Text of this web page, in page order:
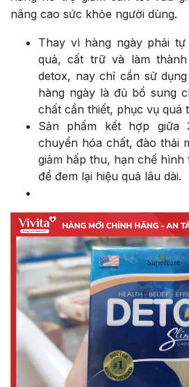
nâng cao sức khỏe người dùng.
Thay vì hàng ngày phải
quả, cất trữ và làm
detox, nay chỉ cần sử
hàng ngày là đủ bổ sung
chất cần thiết, phục vụ quá
Sản phẩm kết hợp
chuyển hóa chất, đào thải
giảm hấp thu, hạn chế hình
để đem lại hiệu quả lâu dài.